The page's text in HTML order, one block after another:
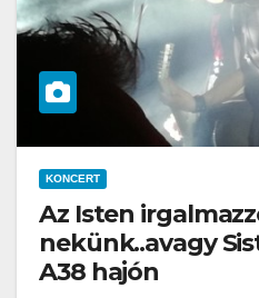
KONCERT
Az Isten
nekünk..avagy
A38 hajón